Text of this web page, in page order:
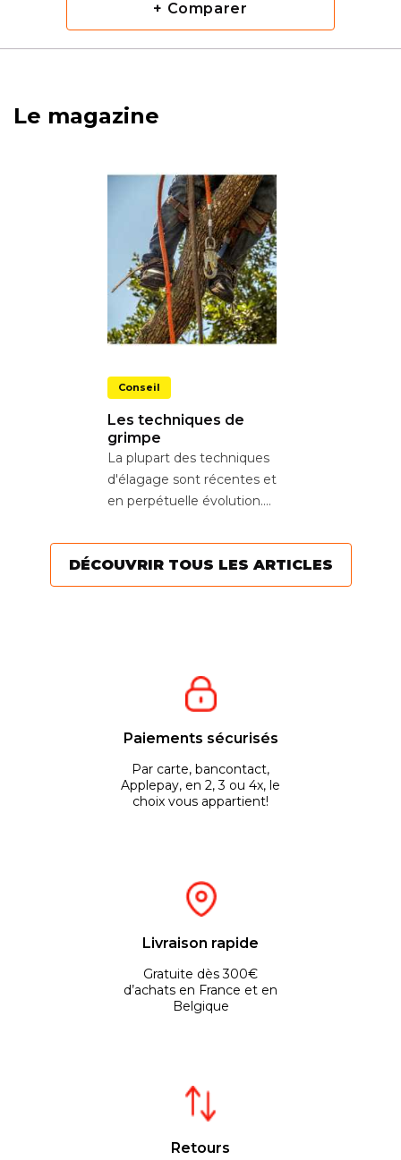
+ Comparer
Le magazine
Conseil
Les techniques de
grimpe
La plupart des techniques
d'élagage sont récentes et
en perpétuelle évolution.
de...
DÉCOUVRIR TOUS LES ARTICLES
Paiements sécurisés
Par carte, bancontact,
Applepay, en 2, 3 ou 4x, le
choix vous appartient!
Livraison rapide
Gratuite dès 300€
d’achats en France et en
Belgique
Retours